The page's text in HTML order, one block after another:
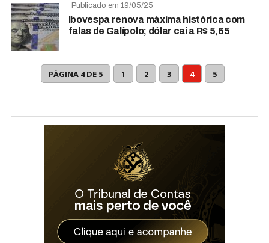
Publicado em 19/05/25
Ibovespa renova máxima histórica com
falas de Galípolo; dólar cai a R$ 5,65
PÁGINA 4 DE 5 1 2 3 4 5